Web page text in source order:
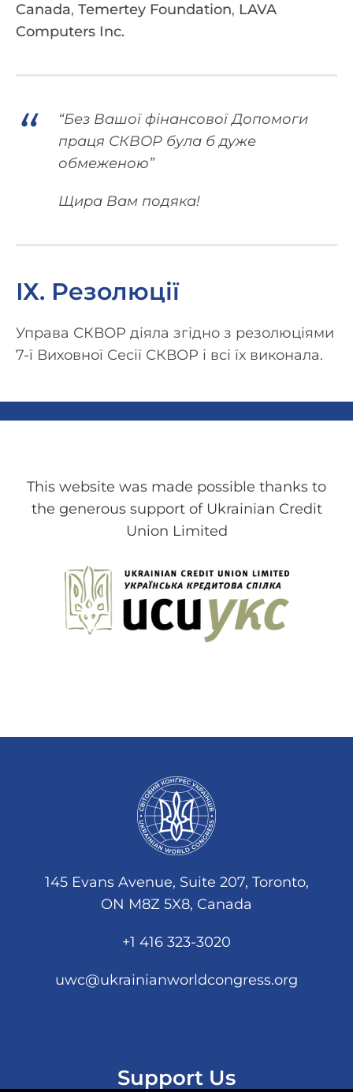
Canada, Temertey Foundation, LAVA
Computers Inc.
“Без Вашої фінансової Допомоги
праця СКВОР була б дуже
обмеженою”
Щира Вам подяка!
ІХ. Резолюції
Управа СКВОР діяла згідно з резолюціями
7-ї Виховної Сесії СКВОР і всі їх виконала.
This website was made possible thanks to
the generous support of Ukrainian Credit
Union Limited
145 Evans Avenue, Suite 207, Toronto,
ON M8Z 5X8, Canada
+1 416 323-3020
uwc@ukrainianworldcongress.org
Support Us